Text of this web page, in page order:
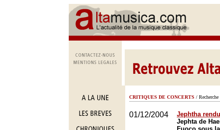
CRITIQUES DE CONCERTS / Recherche
01/12/2004
Jephtha
Jephta de